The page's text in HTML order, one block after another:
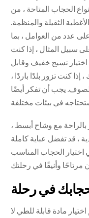
الحجاب المتاحة ، من
الثقيلة والمنظمة.
عدد من العوامل ، بما
المثال ، إذا كنت
نسيج خفيف وقابل
كنت تزور بلدًا باردًا ،
يجب أن تفكر أيضًا
بالراحة مع وشاح أبسط ،
، قد تفضل عباية كاملة
الحجاب المناسب
في رحلة
مادة قابلة للطي لا